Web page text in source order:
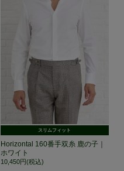
スリムフィット
Horizontal 160番手双糸 鹿の子｜
ホワイト
10,450円(税込)